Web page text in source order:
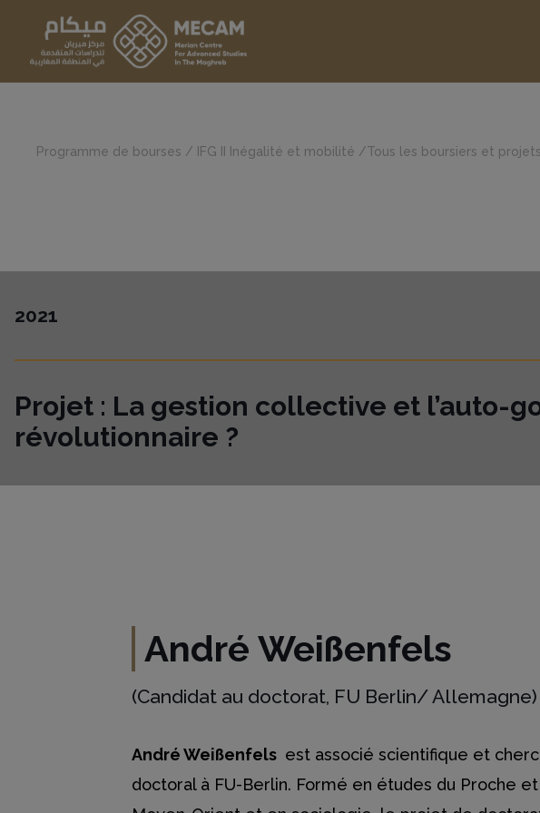
Programme de bourses / IFG II Inégalité et mobilité /Tous les boursiers et projets
2021
Projet : La gestion collective et l’auto-
révolutionnaire ?
André Weißenfels
(Candidat au doctorat, FU Berlin/ Allemagne)
André Weißenfels est associé scientifique et
doctoral à FU-Berlin. Formé en études du Proche et